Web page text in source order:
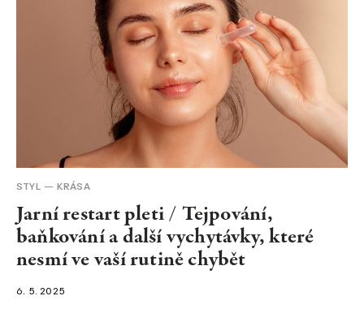
STYL KRÁSA
Jarní restart pleti / Tejpování,
baňkování a další vychytávky, které
nesmí ve vaší rutině chybět
6. 5. 2025